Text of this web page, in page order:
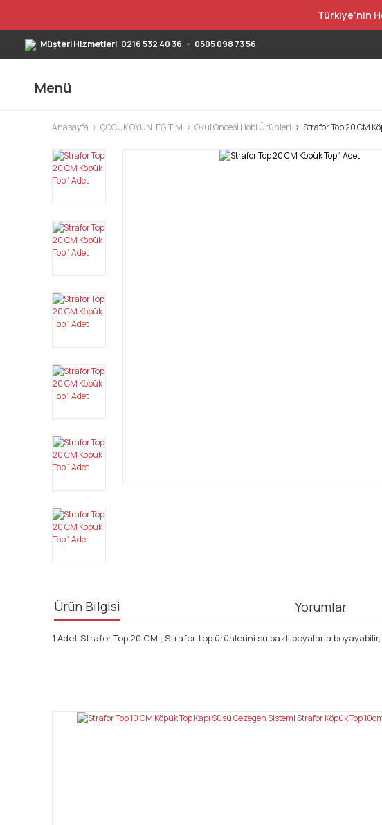
Türkiye’nin
Müşteri Hizmetleri 0216 532 40 36 - 0505 098 73 56
Menü
Anasayfa ÇOCUK OYUN-EĞİTİM Okul Öncesi Hobi Ürünleri Strafor Top 20 CM
Ürün Bilgisi Yorumlar
1 Adet Strafor Top 20 CM ; Strafor top ürünlerini su bazlı boyalarla
Bu ürünün fiyat bilgisi, resim, ürün açıklamalarında ve diğer konularda
Ürün resmi kalitesiz, bozuk veya görüntülenemiyor.